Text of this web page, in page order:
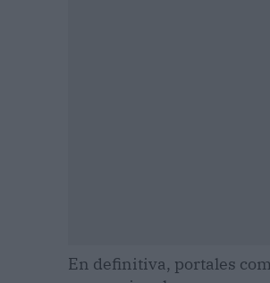
En definitiva, portales